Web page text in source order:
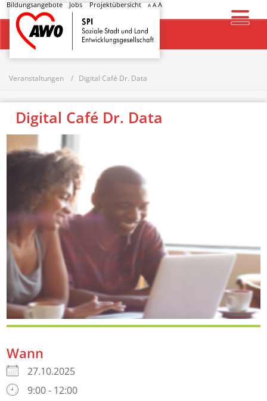
Bildungsangebote Jobs Projektübersicht A AA
Startseite
Veranstaltungen Digital Café Dr. Data
Digital Café Dr. Data
Wann
27.10.2025
9:00 - 12:00